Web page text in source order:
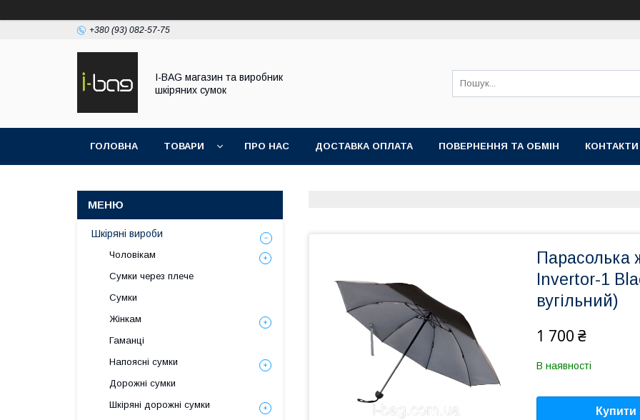
+380 (93) 082-57-75
I-BAG магазин та виробник
шкіряних сумок
ГОЛОВНА ТОВАРИ ПРО НАС ДОСТАВКА ОПЛАТА ПОВЕРНЕННЯ ТА ОБМІН КОНТАКТИ
Парасолька
Invertor-1
вугільний)
1 700 ₴
В наявності
Купити
Шкіряні вироби
Чоловікам
Сумки через плече
Сумки
Жінкам
Гаманці
Напоясні сумки
Дорожні сумки
Шкіряні дорожні сумки